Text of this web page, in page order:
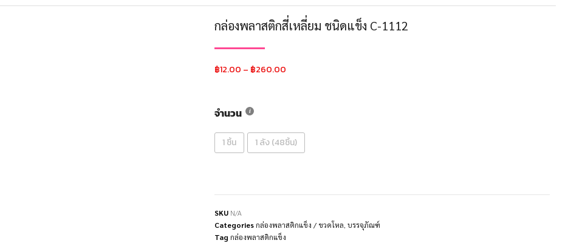
กล่องพลาสติกสี่เหลี่ยม ชนิดแข็ง C-1112
฿12.00 – ฿260.00
จำนวน
1 ชิ้น 1 ลัง (48ชิ้น)
SKU N/A
Categoriesกล่องพลาสติกแข็ง / ขวดโหล บรรจุภัณฑ์
Tag กล่องพลาสติกแข็ง